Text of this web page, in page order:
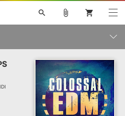
search
V4X 巡音ルカ V4X
MEIKO V3
TOONTRACK
SPITFIRE AUDIO
ライセンスフリーBGM
ボーカル抜き出し
DUBSTEP
attach_file shopping_cart